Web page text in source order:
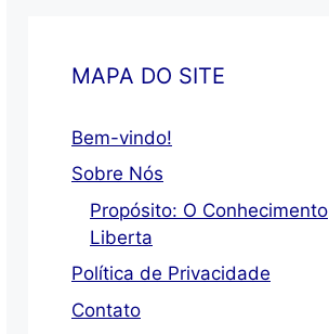
MAPA DO SITE
Bem-vindo!
Sobre Nós
Propósito: O Conhecimento
Liberta
Política de Privacidade
Contato